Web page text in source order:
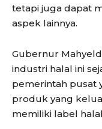
tetapi juga dapat
aspek lainnya.
Gubernur
industri halal ini
pemerintah pusat
produk yang
memiliki label